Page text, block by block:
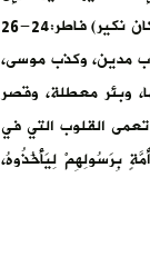
يكذبوك فقد كذب الذين من قبلهم؛ جاءتهم رسلهم بالبينات وبالزبر وبالكتاب المنير* ثم أخذت الذين كفروا؛ فكيف كان نكير) فاطر:24-26
مدين، وكذب موسى،
وبئر معطلة، وقصر
القلوب التي في
أُمَّةٍ بِرَسُولِهِمْ لِيَأْخُذُوهُ،